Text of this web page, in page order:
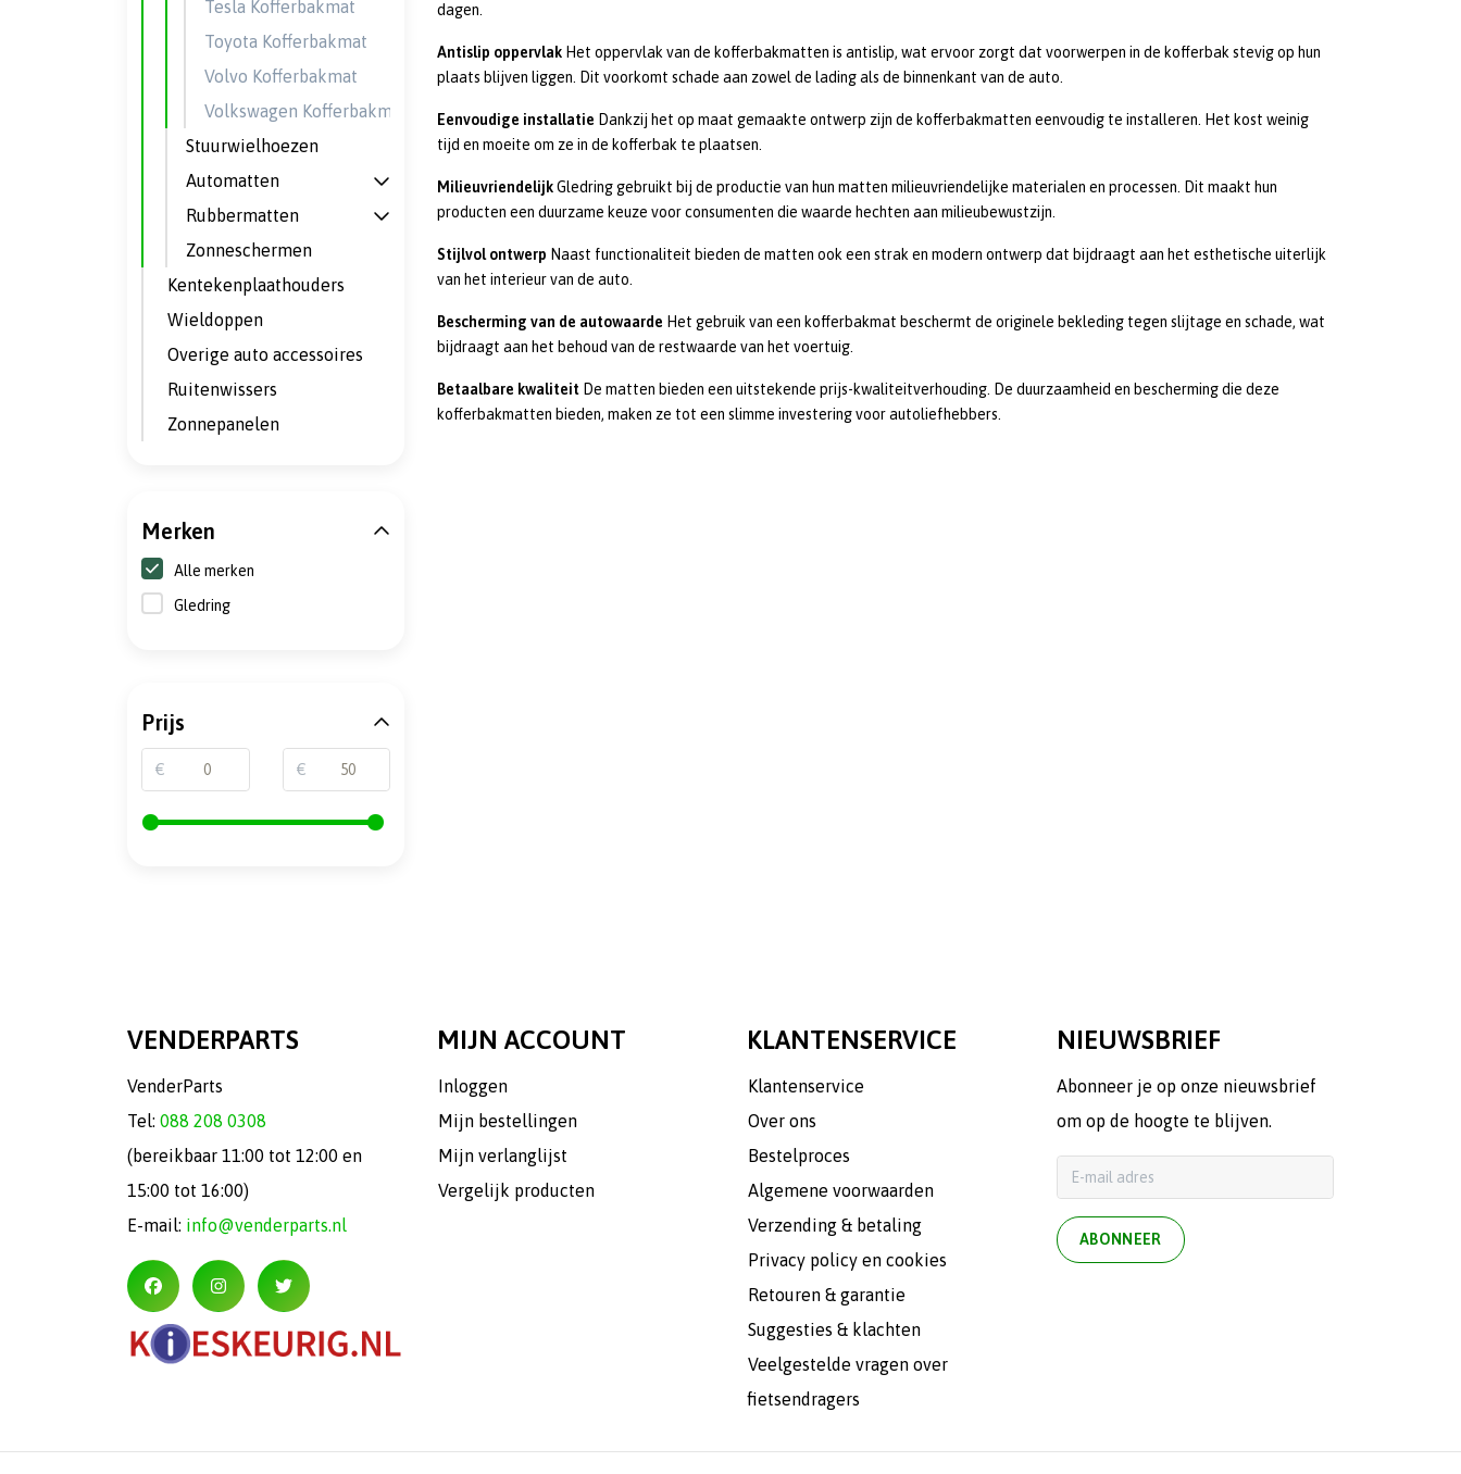
dagen.
Antislip oppervlak Het oppervlak van de kofferbakmatten is antislip, wat ervoor zorgt dat voorwerpen in de kofferbak stevig op hun
plaats blijven liggen. Dit voorkomt schade aan zowel de lading als de binnenkant van de auto.
Eenvoudige installatie Dankzij het op maat gemaakte ontwerp zijn de kofferbakmatten eenvoudig te installeren. Het kost weinig
tijd en moeite om ze in de kofferbak te plaatsen.
MilieuvriendelijkGledring gebruikt bij de productie van hun matten milieuvriendelijke materialen en processen. Dit maakt hun
producten een duurzame keuze voor consumenten die waarde hechten aan milieubewustzijn.
Stijlvol ontwerp Naast functionaliteit bieden de matten ook een strak en modern ontwerp dat bijdraagt aan het esthetische uiterlijk
van het interieur van de auto.
Bescherming van de autowaarde Het gebruik van een kofferbakmat beschermt de originele bekleding tegen slijtage en schade, wat
bijdraagt aan het behoud van de restwaarde van het voertuig.
Betaalbare kwaliteit De matten bieden een uitstekende prijs-kwaliteitverhouding. De duurzaamheid en bescherming die deze
kofferbakmatten bieden, maken ze tot een slimme investering voor autoliefhebbers.
Tesla Kofferbakmat
Toyota Kofferbakmat
Volvo Kofferbakmat
Volkswagen Kofferbakmat
Stuurwielhoezen
Automatten
Rubbermatten
Zonneschermen
Kentekenplaathouders
Wieldoppen
Overige auto accessoires
Ruitenwissers
Zonnepanelen
Merken
Alle merken
Gledring
Prijs
€ €
VENDERPARTS
VenderParts
Tel: 088 208 0308
(bereikbaar 11:00 tot 12:00 en
15:00 tot 16:00)
E-mail: info@venderparts.nl
MIJN ACCOUNT
Inloggen
Mijn bestellingen
Mijn verlanglijst
Vergelijk producten
KLANTENSERVICE
Klantenservice
Over ons
Bestelproces
Algemene voorwaarden
Verzending & betaling
Privacy policy en cookies
Retouren & garantie
Suggesties & klachten
Veelgestelde vragen over
fietsendragers
NIEUWSBRIEF
Abonneer je op onze nieuwsbrief
om op de hoogte te blijven.
ABONNEER